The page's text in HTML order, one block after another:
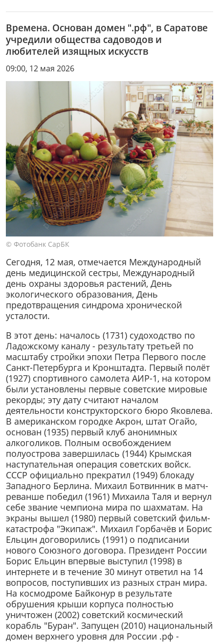
Времена. Основан домен ".рф", в Саратове
учредили общества садоводов и
любителей изящных искусств
09:00, 12 мая 2026
© Фотобанк СарБК
Сегодня, 12 мая, отмечается Международный
день медицинской сестры, Международный
день охраны здоровья растений, День
экологического образования, День
предотвращения синдрома хронической
усталости.
В этот день: началось (1731) судоходство по
Ладожскому каналу - результату третьей по
масштабу стройки эпохи Петра Первого после
Санкт-Петербурга и Кронштадта. Первый полёт
(1927) спортивного самолета АИР-1, на котором
были установлены первые советские мировые
рекорды; эту дату считают началом
деятельности конструкторского бюро Яковлева.
В американском городке Акрон, штат Огайо,
основан (1935) первый клуб анонимных
алкоголиков. Полным освобождением
полуострова завершилась (1944) Крымская
наступательная операция советских войск.
СССР официально прекратил (1949) блокаду
Западного Берлина. Михаил Ботвинник в матч-
реванше победил (1961) Михаила Таля и вернул
себе звание чемпиона мира по шахматам. На
экраны вышел (1980) первый советский фильм-
катастрофа "Экипаж". Михаил Горбачёв и Борис
Ельцин договорились (1991) о подписании
нового Союзного договора. Президент России
Борис Ельцин впервые выступил (1998) в
интернете и в течение 30 минут ответил на 14
вопросов, поступивших из разных стран мира.
На космодроме Байконур в результате
обрушения крыши корпуса полностью
уничтожен (2002) советский космический
корабль "Буран". Запущен (2010) национальный
домен верхнего уровня для России .рф -